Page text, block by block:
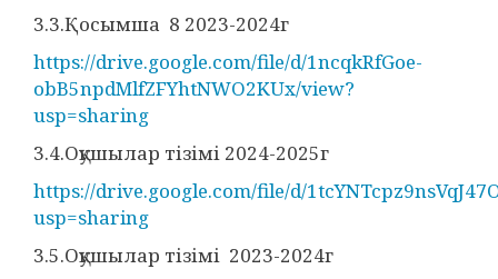
3.3.Қосымша 8 2023-2024г
https://drive.google.com/file/d/1ncqkRfGoe-
obB5npdMlfZFYhtNWO2KUx/view?
usp=sharing
3.4.Оқушылар тізімі 2024-2025г
https://drive.google.com/file/d/
usp=sharing
3.5.Оқушылар тізімі 2023-2024г